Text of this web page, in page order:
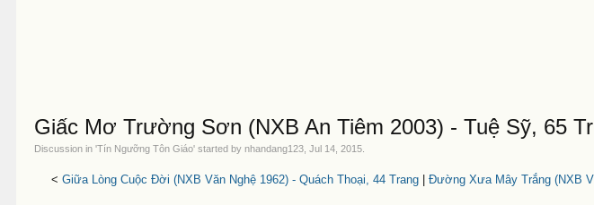
Giấc Mơ Trường Sơn (NXB An Tiêm 2003) - Tuệ Sỹ, 65
Discussion in 'Tín Ngưỡng Tôn Giáo' started bynhandang123 ,Jul 14, 2015
< Giữa Lòng Cuộc Đời (NXB Văn Nghệ 1962) - Quách Thoại, 44 Trang Đường Xưa Mây Trắng (NXB